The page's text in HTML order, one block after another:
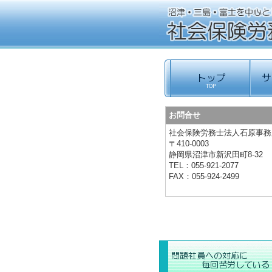
お問合せ
社会保険労務士法人石原事
〒410-0003
静岡県沼津市新沢田町8-32
TEL： 055-921-2077
FAX： 055-924-2499